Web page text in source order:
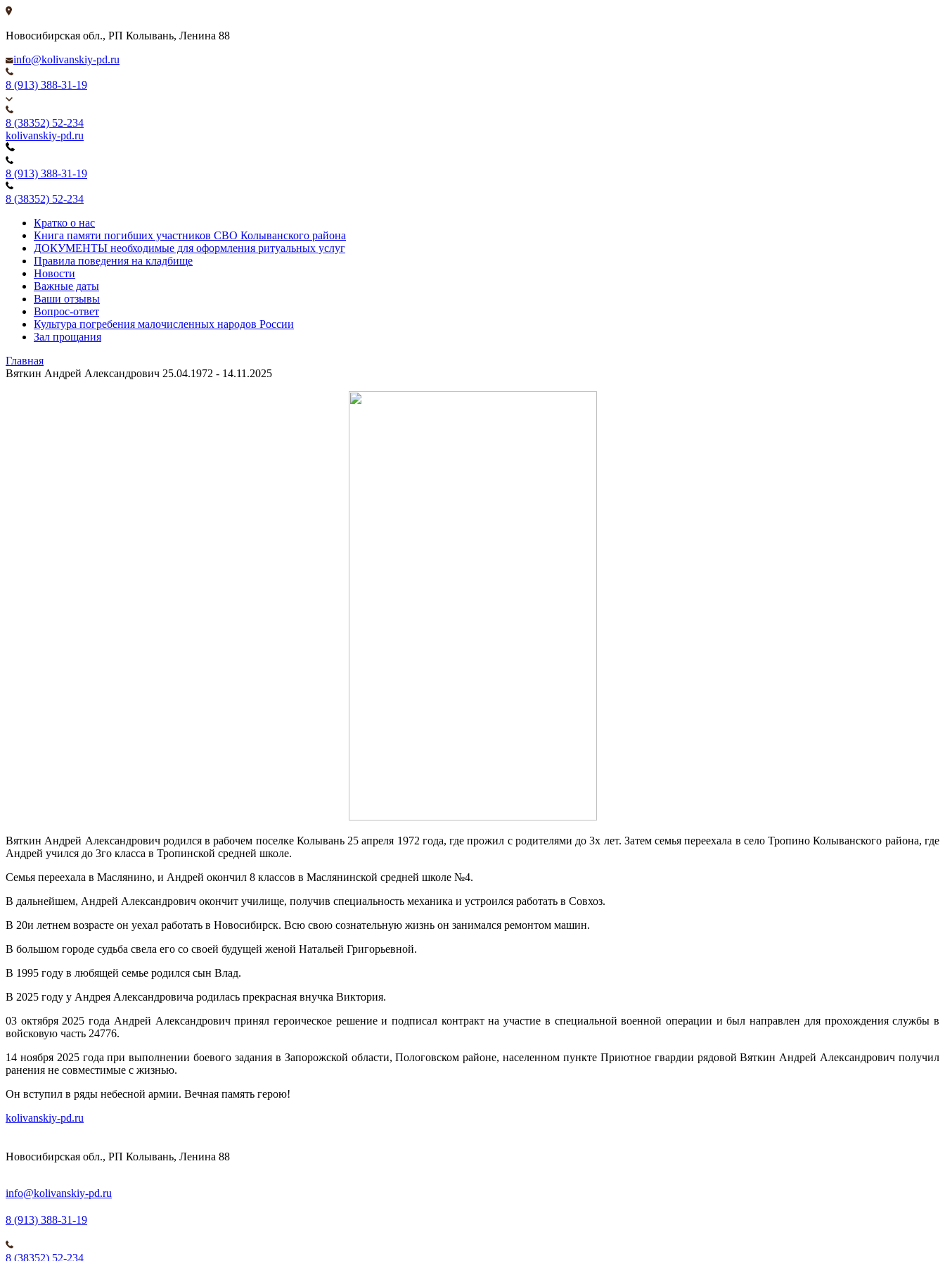
Новосибирская обл., РП Колывань, Ленина 88
info@kolivanskiy-pd.ru
8 (913) 388-31-19
8 (38352) 52-234
kolivanskiy-pd.ru
8 (913) 388-31-19
8 (38352) 52-234
Кратко о нас
Книга памяти погибших участников СВО Колыванского района
ДОКУМЕНТЫ необходимые для оформления ритуальных услуг
Правила поведения на кладбище
Новости
Важные даты
Ваши отзывы
Вопрос-ответ
Культура погребения малочисленных народов России
Зал прощания
Главная
Вяткин Андрей Александрович 25.04.1972 - 14.11.2025
Вяткин Андрей Александрович родился в рабочем поселке Колывань 25 апреля 1972 года, где прожил с родителями до 3х лет. Затем семья переехала в село Тропино Колыванского района, где
Андрей учился до 3го класса в Тропинской средней школе.
Семья переехала в Маслянино, и Андрей окончил 8 классов в Маслянинской средней школе №4.
В дальнейшем, Андрей Александрович окончит училище, получив специальность механика и устроился работать в Совхоз.
В 20и летнем возрасте он уехал работать в Новосибирск. Всю свою сознательную жизнь он занимался ремонтом машин.
В большом городе судьба свела его со своей будущей женой Натальей Григорьевной.
В 1995 году в любящей семье родился сын Влад.
В 2025 году у Андрея Александровича родилась прекрасная внучка Виктория.
03 октября 2025 года Андрей Александрович принял героическое решение и подписал контракт на участие в специальной военной операции и был направлен для прохождения службы в
войсковую часть 24776.
14 ноября 2025 года при выполнении боевого задания в Запорожской области, Пологовском районе, населенном пункте Приютное гвардии рядовой Вяткин Андрей Александрович получил
ранения не совместимые с жизнью.
Он вступил в ряды небесной армии. Вечная память герою!
kolivanskiy-pd.ru
Новосибирская обл., РП Колывань, Ленина 88
info@kolivanskiy-pd.ru
8 (913) 388-31-19
8 (38352) 52-234